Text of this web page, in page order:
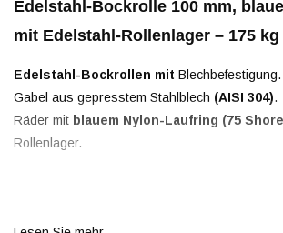
Edelstahl-Bockrolle 100 mm,
mit Edelstahl-Rollenlager – 175 kg
Edelstahl-Bockrollen mit Blechbefestigung.
Gabel aus gepresstem Stahlblech (AISI 304).
Räder mit blauem Nylon-Laufring (75
Rollenlager.